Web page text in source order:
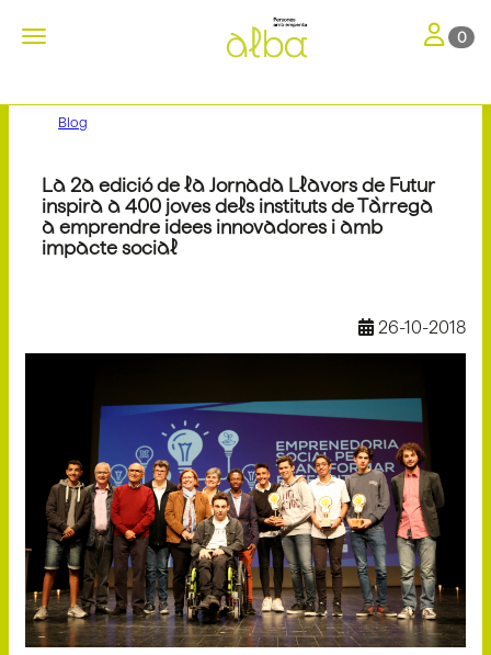
Toggle navigation Toggle
0
Blog
La 2a edició de la Jornada Llavors de Futur
inspira a 400 joves dels instituts de Tàrrega
a emprendre idees innovadores i amb
impacte social
26-10-2018